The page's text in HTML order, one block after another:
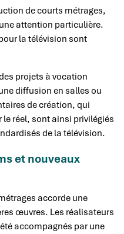
de courts métrages,
attention particulière.
la télévision sont
projets à vocation
diffusion en salles ou
de création, qui
le réel, sont ainsi privilégiés
de la télévision.
et nouveaux
accorde une
œuvres. Les réalisateurs
accompagnés par une